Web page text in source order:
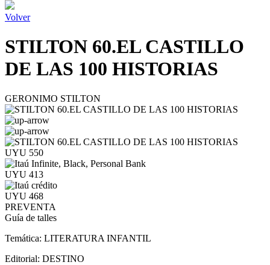
Volver
STILTON 60.EL CASTILLO
DE LAS 100 HISTORIAS
GERONIMO STILTON
UYU 550
UYU 413
UYU 468
PREVENTA
Guía de talles
Temática: LITERATURA INFANTIL
Editorial: DESTINO